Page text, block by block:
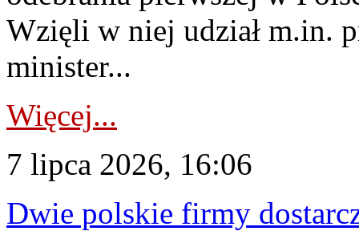
Wzięli w niej udział m.in.
minister...
Więcej...
7 lipca 2026, 16:06
Dwie polskie firmy